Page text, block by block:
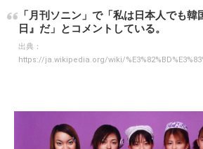
「月刊ソニン」で「私は日本人でも
日』だ」とコメントしている。
出典：
https://ja.wikipedia.org/wiki/